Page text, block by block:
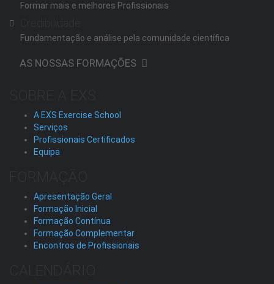
Formar mais e melhores Profissionais
Fundamentação e análise pela comunidade científica
AS NOSSAS FORMAÇÕES
A EXS Exercise School
Serviços
Profissionais Certificados
Equipa
Apresentação Geral
Formação Inicial
Formação Contínua
Formação Complementar
Encontros de Profissionais